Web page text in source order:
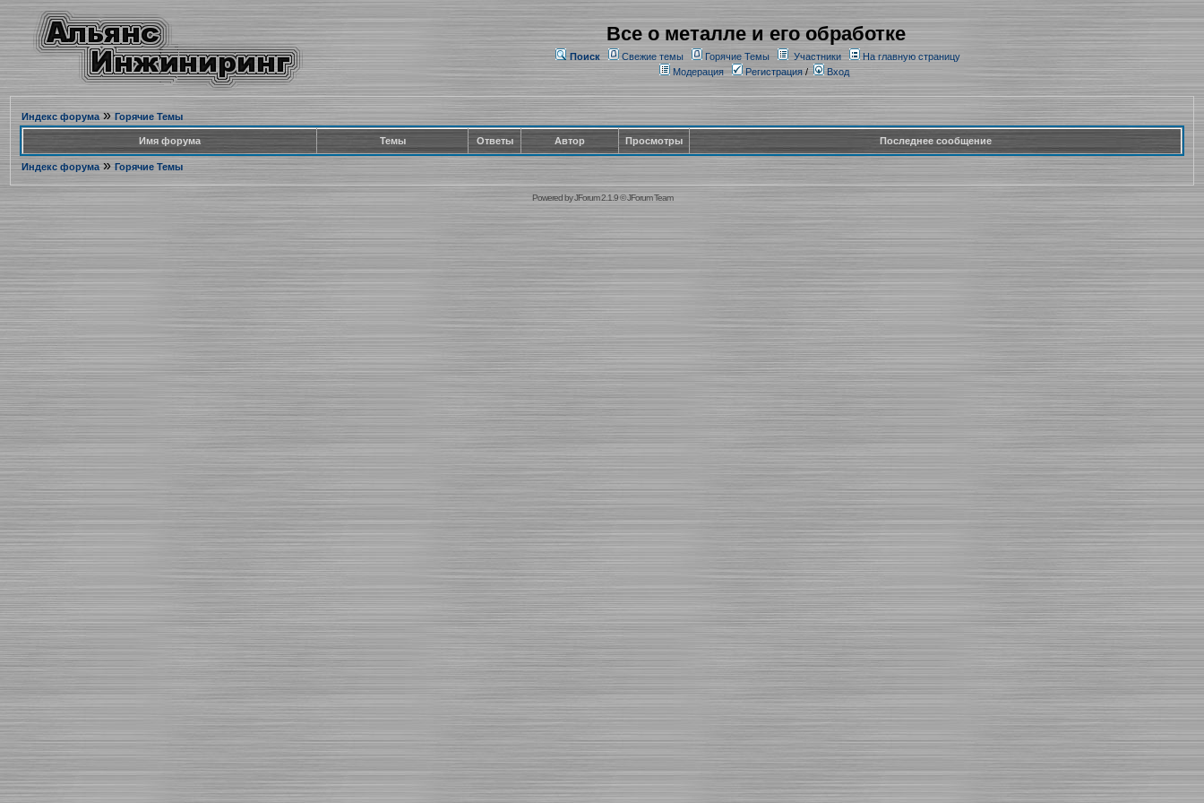
Все о металле и его обработке
Поиск Свежие темы Горячие Темы Участники
На главную страницу
Модерация
Регистрация/ Вход
Индекс форума» Горячие Темы
Имя форума Темы Ответы Автор Просмотры Последнее сообщение
Индекс форума» Горячие Темы
Powered byJForum 2.1.9©JForum Team